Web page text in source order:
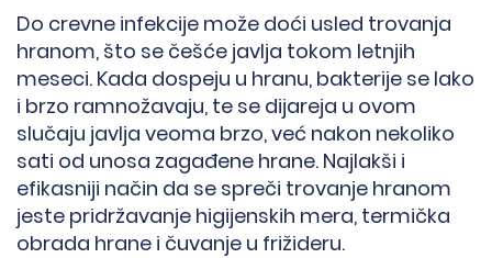
Do crevne infekcije može doći usled trovanja
hranom, što se češće javlja tokom letnjih
meseci. Kada dospeju u hranu, bakterije se lako
i brzo ramnožavaju, te se dijareja u ovom
slučaju javlja veoma brzo, već nakon nekoliko
sati od unosa zagađene hrane. Najlakši i
efikasniji način da se spreči trovanje hranom
jeste pridržavanje higijenskih mera, termička
obrada hrane i čuvanje u frižideru.